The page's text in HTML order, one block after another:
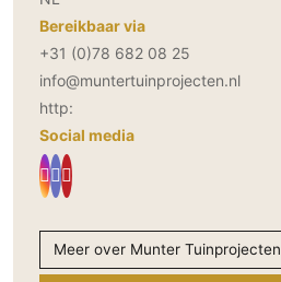
Wellness
Wijnkelder en wijnkasten
Bereikbaar via
+31 (0)78 682 08 25
info@muntertuinprojecten.nl
http:
Social media
Meer over Munter Tuinprojecten